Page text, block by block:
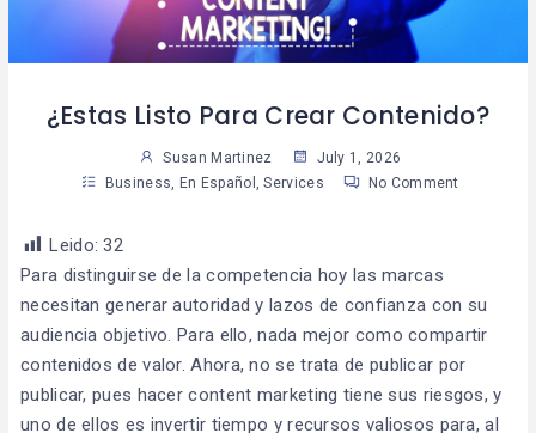
¿Estas Listo Para Crear Contenido?
Susan Martinez
July 1, 2026
Business
En Español ,Services No Comment
Leido: 32
Para distinguirse de la competencia hoy las marcas
necesitan generar autoridad y lazos de confianza con su
audiencia objetivo. Para ello, nada mejor como compartir
contenidos de valor. Ahora, no se trata de publicar por
publicar, pues hacer content marketing tiene sus riesgos, y
uno de ellos es invertir tiempo y recursos valiosos para, al